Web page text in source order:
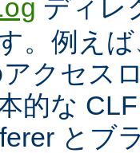
ディレ
。例え
クセス
的な
とブ